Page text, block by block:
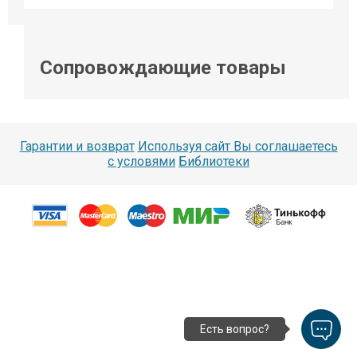
Сопровождающие товары
Гарантии и возврат Используя сайт Вы соглашаетесь
с условями Библиотеки
Есть вопрос?